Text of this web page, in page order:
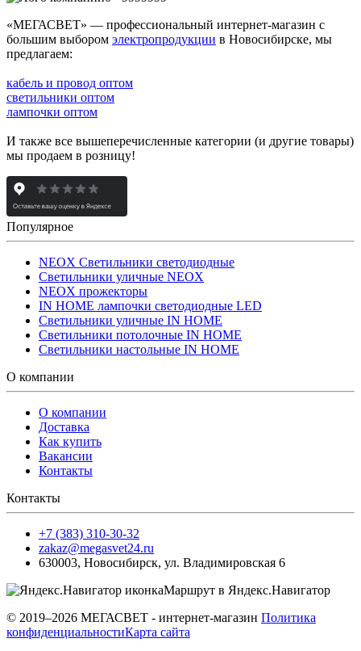
«МЕГАСВЕТ» — профессиональный интернет-магазин с
большим выбором электропродукции в Новосибирске, мы
предлагаем:
кабель и провод оптом
светильники оптом
лампочки оптом
И также все вышеперечисленные категории (и другие товары)
мы продаем в розницу!
Популярное
NEOX Светильники светодиодные
Светильники уличные NEOX
NEOX прожекторы
IN HOME лампочки светодиодные LED
Светильники уличные IN HOME
Светильники потолочные IN HOME
Светильники настольные IN HOME
О компании
О компании
Доставка
Как купить
Вакансии
Контакты
Контакты
+7 (383) 310-30-32
zakaz@megasvet24.ru
630003, Новосибирск, ул. Владимировская 6
Маршрут в Яндекс.Навигатор
© 2019–2026 МЕГАСВЕТ - интернет-магазин Политика
конфиденциальностиКарта сайта